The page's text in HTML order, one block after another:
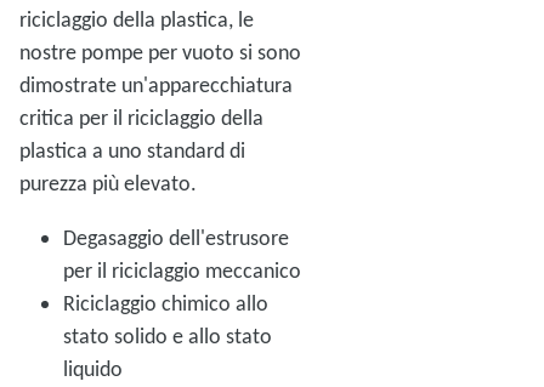
riciclaggio della plastica, le
nostre pompe per vuoto si sono
dimostrate un'apparecchiatura
critica per il riciclaggio della
plastica a uno standard di
purezza più elevato.
Degasaggio dell'estrusore
per il riciclaggio meccanico
Riciclaggio chimico allo
stato solido e allo stato
liquido